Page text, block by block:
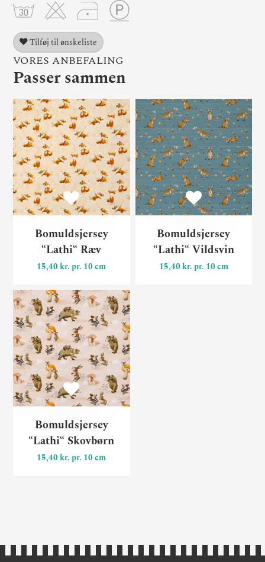
VORES ANBEFALING
Passer sammen
Bomuldsjersey
“Lathi“ Ræv
15,40 kr. pr. 10 cm
Bomuldsjersey “Lathi“ Ræv
Bomuldsjersey
“Lathi“ Vildsvin
15,40 kr. pr. 10 cm
Bomuldsjersey
“Lathi“ Skovbørn
15,40 kr. pr. 10 cm
Bomuldsjersey “Lathi“
Tilføj til ønskeliste